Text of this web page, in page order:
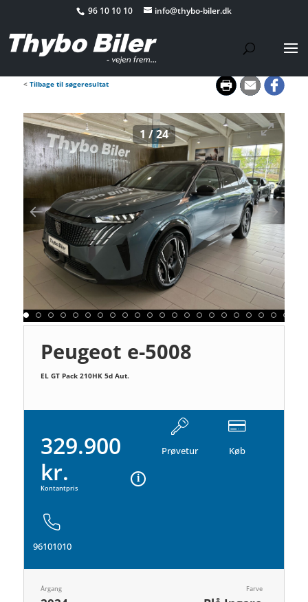
96 10 10 10 info@thybo-biler.dk
< Tilbage til søgeresultat
1 /24
Peugeot e-5008
EL GT Pack 210HK 5d Aut.
329.900
kr.
Kontantpris
Prøvetur Køb
96101010
Årgang Farve